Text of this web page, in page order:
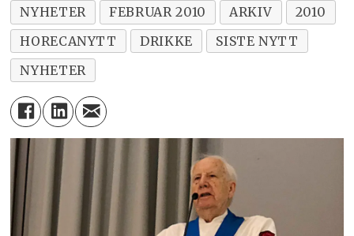
NYHETER FEBRUAR 2010 ARKIV
2010
HORECANYTT
DRIKKE
SISTE NYTT
NYHETER